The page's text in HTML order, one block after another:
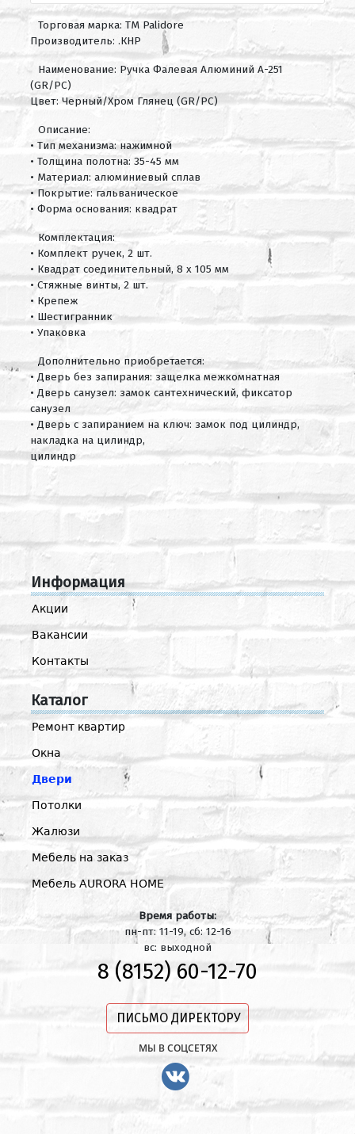
Торговая марка: ТМ Palidore
Производитель: .КНР
Наименование: Ручка Фалевая Алюминий А-251
(GR/PC)
Цвет: Черный/Хром Глянец (GR/PC)
Описание:
• Тип механизма: нажимной
• Толщина полотна: 35-45 мм
• Материал: алюминиевый сплав
• Покрытие: гальваническое
• Форма основания: квадрат
Комплектация:
• Комплект ручек, 2 шт.
• Квадрат соединительный, 8 х 105 мм
• Стяжные винты, 2 шт.
• Крепеж
• Шестигранник
• Упаковка
Дополнительно приобретается:
• Дверь без запирания: защелка межкомнатная
• Дверь санузел: замок сантехнический, фиксатор
санузел
• Дверь с запиранием на ключ: замок под цилиндр,
накладка на цилиндр,
цилиндр
Информация
Акции
Вакансии
Контакты
Каталог
Ремонт квартир
Окна
Двери
Потолки
Жалюзи
Мебель на заказ
Мебель AURORA HOME
Время работы:
пн-пт: 11-19, сб: 12-16
вс: выходной
8 (8152) 60-12-70
ПИСЬМО ДИРЕКТОРУ
МЫ В СОЦСЕТЯХ